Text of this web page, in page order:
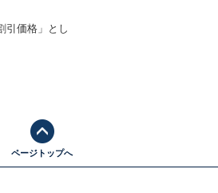
引価格」とし
ページトップへ